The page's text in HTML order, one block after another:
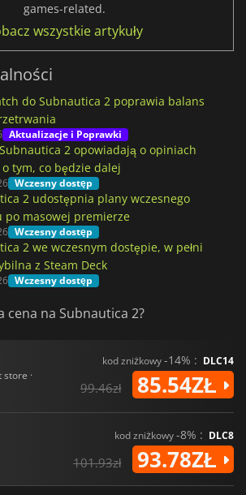
games-related.
wszystkie artykuły
do Subnautica 2 poprawia balans
Aktualizacje i Poprawki
2 opowiadają o opiniach
tym, co będzie dalej
Wczesny dostęp
2 udostępnia plany wczesnego
po masowej premierze
Wczesny dostęp
2 we wczesnym dostępie, w pełni
z Steam Deck
Wczesny dostęp
cena na Subnautica 2?
·
kod zniżkowy-14% : DLC14
99.46zł 85.54ZŁ
kod zniżkowy-8% : DLC8
101.93zł 93.78ZŁ